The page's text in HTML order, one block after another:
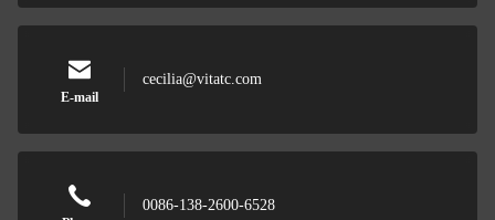
E-mail
cecilia@vitatc.com
0086-138-2600-6528